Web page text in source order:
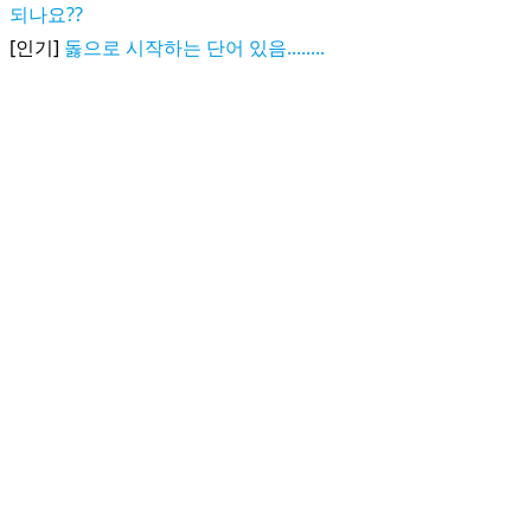
되나요??
[인기] 돓으로 시작하는 단어 있음........